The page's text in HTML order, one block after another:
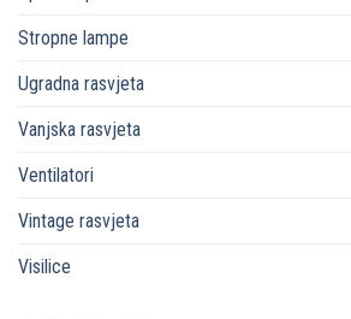
Stropne lampe
Ugradna rasvjeta
Vanjska rasvjeta
Ventilatori
Vintage rasvjeta
Visilice